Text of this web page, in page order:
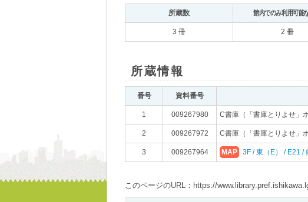
所蔵数 館内でのみ利用可能
3 冊 2 冊
所蔵情報
番号 資料番号
1 009267980 C書庫（「書庫とりよせ」
2 009267972 C書庫（「書庫とりよせ」
3 009267964 MAP 3F / 東（E） / E21 /
このページのURL：https://